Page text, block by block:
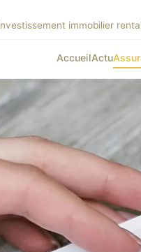
immobilier
AccueilActu